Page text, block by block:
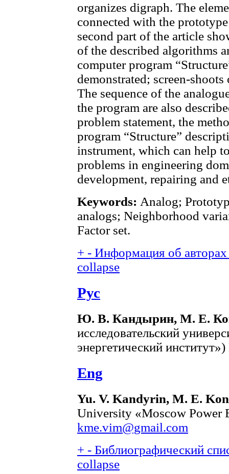
organizes digraph. The
connected with the
second part of the article
of the described algorithms
computer program
demonstrated; screen-
The sequence of the
the program are also
problem statement, the
program “Structure”
instrument, which can help
problems in engineering
development, repairing and
Keywords: Analog;
analogs; Neighborhood
Factor set.
+ - Информация об
collapse
Рус
Ю. В. Кандырин, М. Е.
исследовательский
энергетический
Eng
Yu. V. Kandyrin, M. E.
University «Moscow Power
kme.vim@gmail.com
+ - Библиографический
collapse